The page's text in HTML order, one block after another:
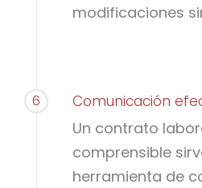
modificaciones
6 Comunicación
Un contrato
comprensible
herramienta de